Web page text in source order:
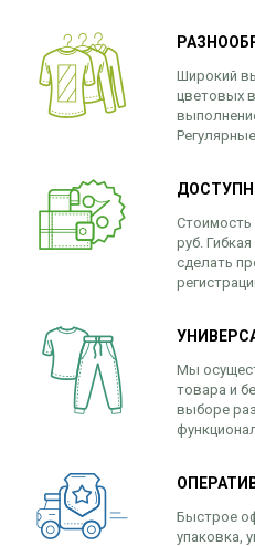
Широкий
цветовых
Стоимость
руб.
сделать
Мы
товара и
выборе
Быстрое
упаковка,